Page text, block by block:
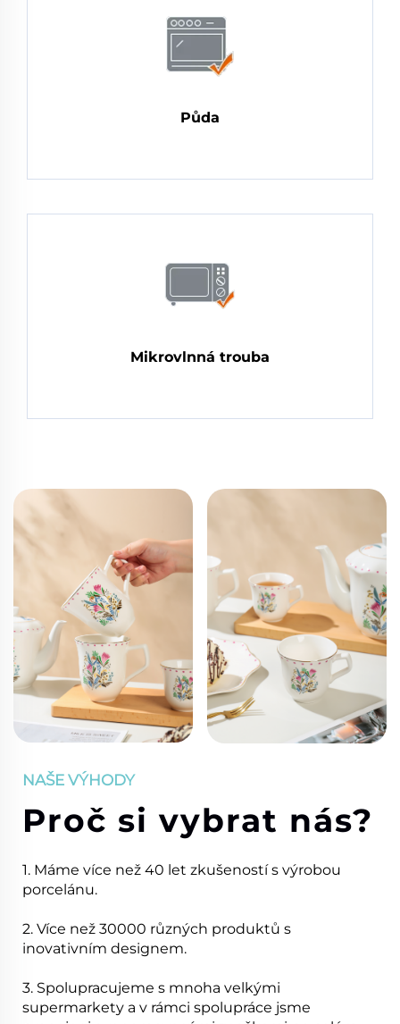
Půda
Mikrovlnná trouba
NAŠE VÝHODY
Proč si vybrat nás?
1. Máme více než 40 let zkušeností s výrobou
porcelánu.
2. Více než 30000 různých produktů s
inovativním designem.
3. Spolupracujeme s mnoha velkými
supermarkety a v rámci spolupráce jsme